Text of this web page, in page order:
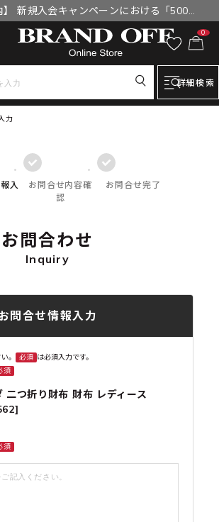
】 新規入会キャンペーンにおける「500円
ーポン」付与漏れと補填について
0
詳細検索
力
入
お問合せ内容確
認
お問合せ完了
お問合わせ
Inquiry
問合せ情報入力
。 必須 は必須入力です。
須
二つ折り財布 財布 レディース
須